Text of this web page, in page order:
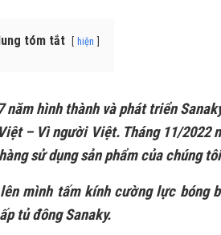
tóm tắt hiện
năm hình thành và phát triển
– Vì người Việt. Tháng 11/2022
sử dụng sản phẩm của chúng tôi
mình tấm kính cường lực bóng
tủ đông Sanaky.